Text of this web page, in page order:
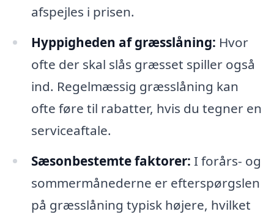
afspejles i prisen.
Hyppigheden af græsslåning: Hvor
ofte der skal slås græsset spiller også
ind. Regelmæssig græsslåning kan
ofte føre til rabatter, hvis du tegner en
serviceaftale.
Sæsonbestemte faktorer: I forårs- og
sommermånederne er efterspørgslen
på græsslåning typisk højere, hvilket